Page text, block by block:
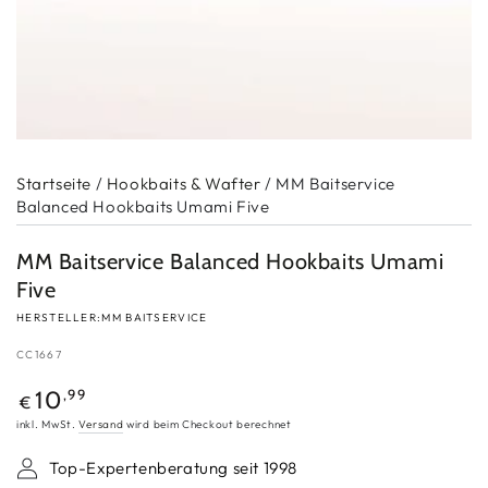
Startseite / Hookbaits & Wafter / MM Baitservice
Balanced Hookbaits Umami Five
MM Baitservice Balanced Hookbaits Umami
Five
HERSTELLER:MM BAITSERVICE
CC1667
Regulärer
Preis
€ 10,99
inkl. MwSt.Versand wird beim Checkout berechnet
Top-Expertenberatung seit 1998